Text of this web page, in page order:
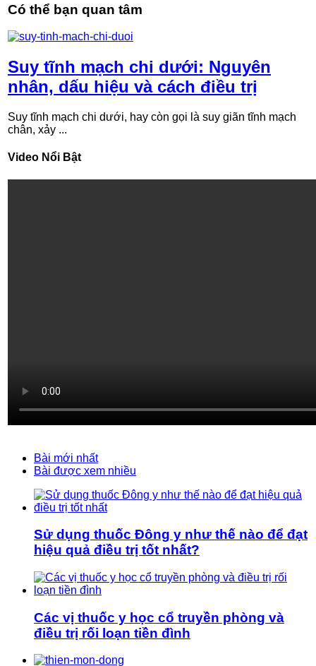
Có thể bạn quan tâm
Suy tĩnh mạch chi dưới: Nguyên
nhân, dấu hiệu và cách điều trị
Suy tĩnh mạch chi dưới, hay còn gọi là suy giãn tĩnh mạch
chân, xảy ...
Video Nổi Bật
Bài mới nhất
Bài được xem nhiều
Sử dụng thuốc Đông y như thế nào để đạt
hiệu quả điều trị tốt nhất?
Các vị thuốc y học cổ truyền phòng và
điều trị rối loạn tiền đình